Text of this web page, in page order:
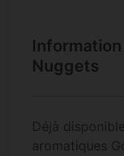
Information
Nuggets
Déjà
aromatiques